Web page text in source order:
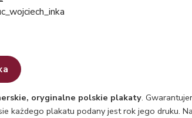
oryginalne polskie plakaty.
każdego plakatu podany jest rok jego druku.